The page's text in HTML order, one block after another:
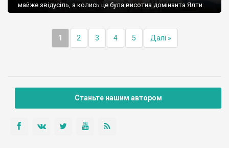
майже звідусіль, а колись це була висотна домінанта Ялти.
1 2 3 4 5 Далі »
Станьте нашим автором